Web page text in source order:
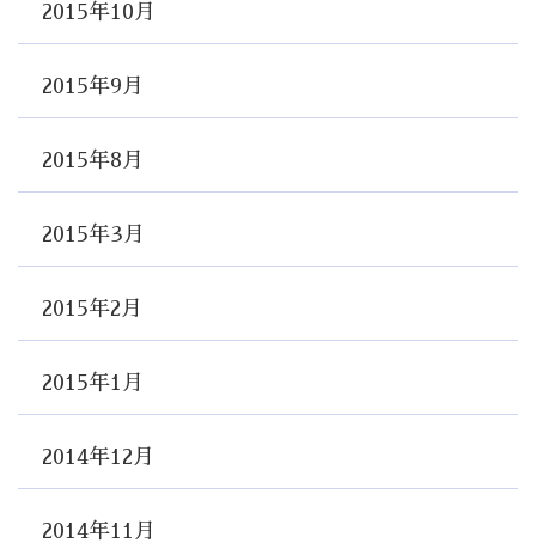
2015年10月
2015年9月
2015年8月
2015年3月
2015年2月
2015年1月
2014年12月
2014年11月